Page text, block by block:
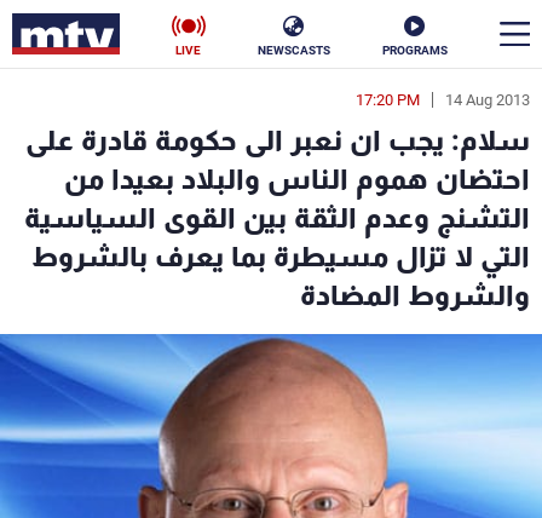
PROGRAMS
NEWSCASTS
LIVE
14 Aug 2013
17:20 PM
سلام: يجب ان نعبر الى حكومة قادرة على
احتضان هموم الناس والبلاد بعيدا من
التشنج وعدم الثقة بين القوى السياسية
التي لا تزال مسيطرة بما يعرف بالشروط
والشروط المضادة
en
الأخبار
سياسة ناس
إقتصاد
منوعات رياضة
كأس العالم
البرامج